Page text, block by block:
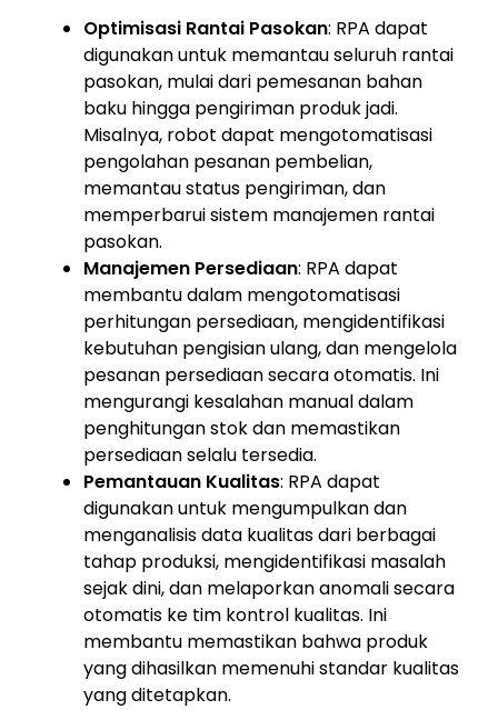
Optimisasi Rantai Pasokan: RPA dapat
digunakan untuk memantau seluruh rantai
pasokan, mulai dari pemesanan bahan
baku hingga pengiriman produk jadi.
Misalnya, robot dapat mengotomatisasi
pengolahan pesanan pembelian,
memantau status pengiriman, dan
memperbarui sistem manajemen rantai
pasokan.
Manajemen Persediaan: RPA dapat
membantu dalam mengotomatisasi
perhitungan persediaan, mengidentifikasi
kebutuhan pengisian ulang, dan mengelola
pesanan persediaan secara otomatis. Ini
mengurangi kesalahan manual dalam
penghitungan stok dan memastikan
persediaan selalu tersedia.
Pemantauan Kualitas: RPA dapat
digunakan untuk mengumpulkan dan
menganalisis data kualitas dari berbagai
tahap produksi, mengidentifikasi masalah
sejak dini, dan melaporkan anomali secara
otomatis ke tim kontrol kualitas. Ini
membantu memastikan bahwa produk
yang dihasilkan memenuhi standar kualitas
yang ditetapkan.